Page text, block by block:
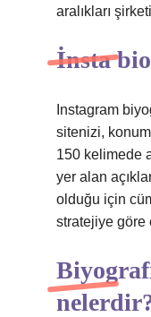
aralıkları
İnsta
Instagram
sitenizi,
150 kelimede
yer alan
olduğu için
stratejiye göre